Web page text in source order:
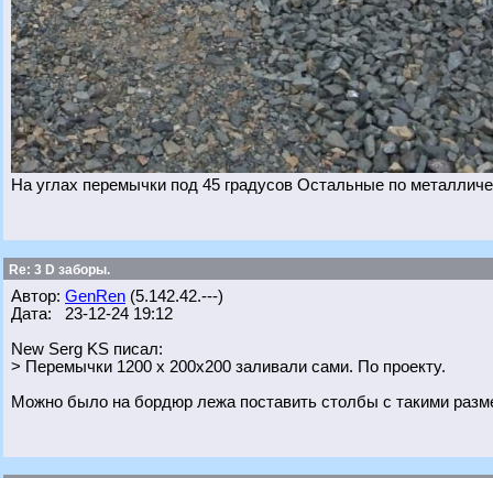
На углах перемычки под 45 градусов Остальные по
Re: 3 D заборы.
Автор: GenRen (5.142.42.---)
Дата: 23-12-24 19:12
New Serg KS писал:
> Перемычки 1200 х 200х200 заливали сами. По проекту.
Можно было на бордюр лежа поставить столбы с такими